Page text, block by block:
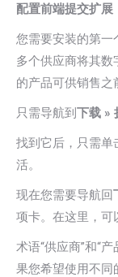
配置前端提交扩展
您需要安装的第一
多个供应商将其数
的产品可供销售之
只需导航到 下载 »
找到它后，只需单
活。
现在您需要导航回
项卡。在这里，可
术语“供应商”和“
果您希望使用不同